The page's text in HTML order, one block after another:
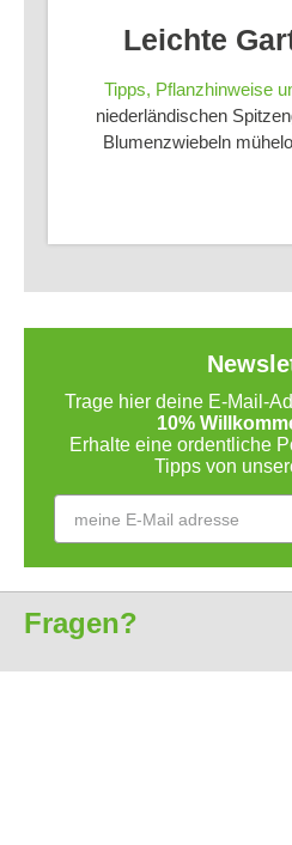
Leichte
Tipps, Pflanzhinweise
niederländischen
Blumenzwiebeln
Trage hier deine E-Mail-
10%
Erhalte eine ordentliche
Tipps von
Fragen?